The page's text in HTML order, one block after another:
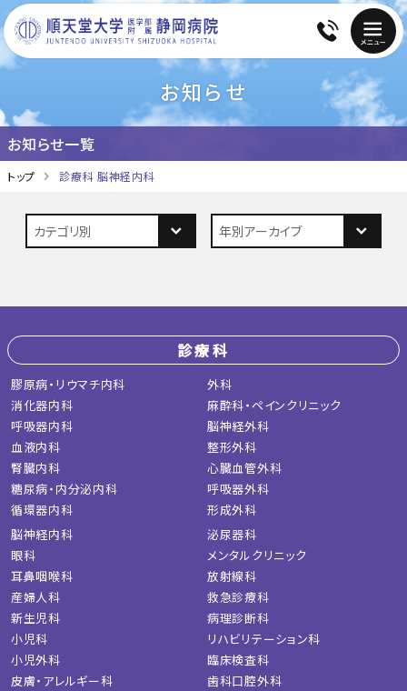
お知らせ
お知らせ一覧
トップ 診療科 脳神経内科
診療科
膠原病・リウマチ内科
消化器内科
呼吸器内科
血液内科
腎臓内科
糖尿病・内分泌内科
循環器内科
外科
麻酔科・ペインクリニック
脳神経外科
整形外科
心臓血管外科
呼吸器外科
形成外科
脳神経内科
眼科
耳鼻咽喉科
産婦人科
新生児科
小児科
小児外科
皮膚・アレルギー科
泌尿器科
メンタルクリニック
放射線科
救急診療科
病理診断科
リハビリテーション科
臨床検査科
歯科口腔外科